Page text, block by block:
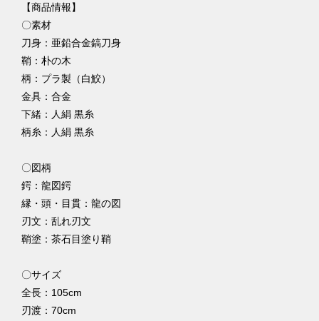
【商品情報】
〇素材
刀身：亜鉛合金鎬刀身
鞘：朴の木
柄：プラ製（白鮫）
金具：合金
下緒：人絹 黒糸
柄糸：人絹 黒糸
〇図柄
鍔：龍図鍔
縁・頭・目貫：龍の図
刃文：乱れ刃文
鞘塗：茶石目塗り鞘
〇サイズ
全長：105cm
刃渡：70cm